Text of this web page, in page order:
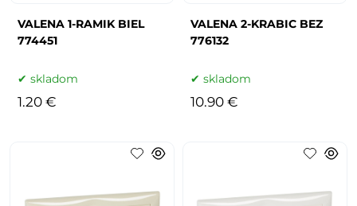
VALENA 1-RAMIK BIEL
774451
skladom
1.20 €
VALENA 2-KRABIC BEZ
776132
skladom
10.90 €